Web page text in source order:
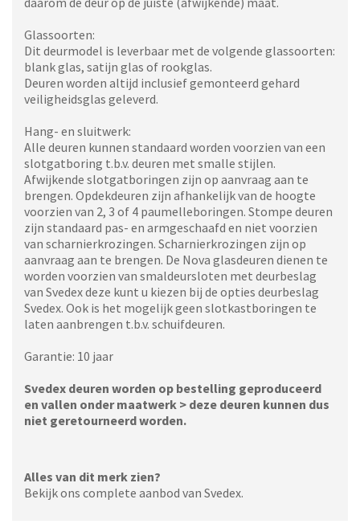
Glassoorten:
Dit deurmodel is leverbaar met de volgende glassoorten:
blank glas, satijn glas of rookglas.
Deuren worden altijd inclusief gemonteerd gehard
veiligheidsglas geleverd.
Hang- en sluitwerk:
Alle deuren kunnen standaard worden voorzien van een
slotgatboring t.b.v. deuren met smalle stijlen.
Afwijkende slotgatboringen zijn op aanvraag aan te
brengen. Opdekdeuren zijn afhankelijk van de hoogte
voorzien van 2, 3 of 4 paumelleboringen. Stompe deuren
zijn standaard pas- en armgeschaafd en niet voorzien
van scharnierkrozingen. Scharnierkrozingen zijn op
aanvraag aan te brengen. De Nova glasdeuren dienen te
worden voorzien van smaldeursloten met deurbeslag
van Svedex deze kunt u kiezen bij de opties deurbeslag
Svedex. Ook is het mogelijk geen slotkastboringen te
laten aanbrengen t.b.v. schuifdeuren.
Garantie: 10 jaar
Svedex deuren worden op bestelling geproduceerd
en vallen onder maatwerk > deze deuren kunnen dus
niet geretourneerd worden.
Alles van dit merk zien?
Bekijk ons complete aanbod van Svedex.